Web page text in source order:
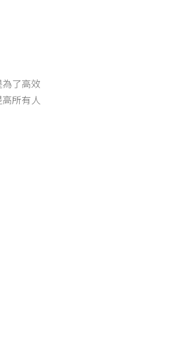
了高效
所有人